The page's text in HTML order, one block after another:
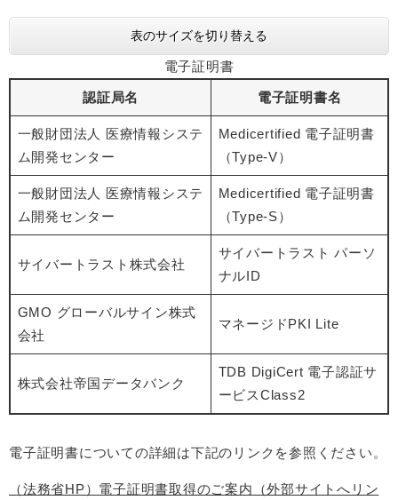
表のサイズを切り替える
電子証明書
認証局名 電子証明書名
一般財団法人 医療情報システ
ム開発センター
Medicertified 電子証明書
（Type-V）
一般財団法人 医療情報システ
ム開発センター
Medicertified 電子証明書
（Type-S）
サイバートラスト株式会社
サイバートラスト パーソ
ナルID
GMO グローバルサイン株式
会社
マネージドPKI Lite
株式会社帝国データバンク
TDB DigiCert 電子認証サ
ービスClass2
電子証明書についての詳細は下記のリンクを参照ください。
（法務省HP）電子証明書取得のご案内（外部サイトへリン